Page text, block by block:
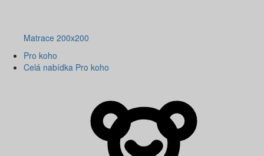
Matrace 200x200
Pro koho
Celá nabídka Pro koho